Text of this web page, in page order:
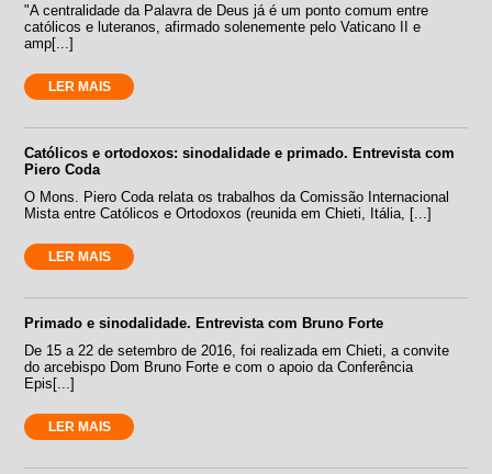
"A centralidade da Palavra de Deus já é um ponto comum entre
católicos e luteranos, afirmado solenemente pelo Vaticano II e
amp[...]
LER MAIS
Católicos e ortodoxos: sinodalidade e primado. Entrevista com
Piero Coda
O Mons. Piero Coda relata os trabalhos da Comissão Internacional
Mista entre Católicos e Ortodoxos (reunida em Chieti, Itália, [...]
LER MAIS
Primado e sinodalidade. Entrevista com Bruno Forte
De 15 a 22 de setembro de 2016, foi realizada em Chieti, a convite
do arcebispo Dom Bruno Forte e com o apoio da Conferência
Epis[...]
LER MAIS